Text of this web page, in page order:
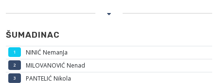
ŠUMADINAC
1 NINIĆ NemanJa
2 MILOVANOVIĆ Nenad
3 PANTELIĆ Nikola